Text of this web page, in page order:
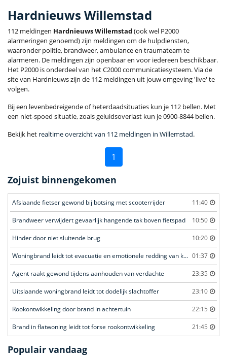
Hardnieuws Willemstad
112 meldingen Hardnieuws Willemstad(ook wel P2000
alarmeringen genoemd) zijn meldingen om de hulpdiensten,
waaronder politie, brandweer, ambulance en traumateam te
alarmeren. De meldingen zijn openbaar en voor iedereen beschikbaar.
Het P2000 is onderdeel van het C2000 communicatiesysteem. Via de
site van Hardnieuws zijn de 112 meldingen uit jouw omgeving 'live' te
volgen.
Bij een levenbedreigende of heterdaadsituaties kun je 112 bellen. Met
een niet-spoed situatie, zoals geluidsoverlast kun je 0900-8844 bellen.
Bekijk het realtime overzicht van 112 meldingen in Willemstad.
1
Zojuist binnengekomen
Afslaande fietser gewond bij botsing met scooterrijder 11:40
Brandweer verwijdert gevaarlijk hangende tak boven fietspad 10:50
Hinder door niet sluitende brug 10:20
Woningbrand leidt tot evacuatie en emotionele redding van kat 01:37
Agent raakt gewond tijdens aanhouden van verdachte 23:35
Uitslaande woningbrand leidt tot dodelijk slachtoffer 23:10
Rookontwikkeling door brand in achtertuin 22:15
Brand in flatwoning leidt tot forse rookontwikkeling 21:45
Populair vandaag